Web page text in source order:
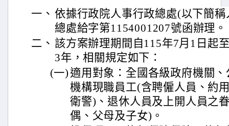
一、 依據行政院人事行政總處(以下簡
總處給字第1154001207號函辦理。
二、 該方案辦理期間自115年7月1日起
3年，相關規定如下：
(一) 適用對象：全國各級政府機關
機構現職員工(含聘僱人員、約
衛警)、退休人員及上開人員之
偶、父母及子女)。